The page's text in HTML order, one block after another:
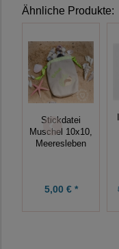
Ähnliche Produkte:
Stickdatei
Muschel 10x10,
Meeresleben
5,00 € *